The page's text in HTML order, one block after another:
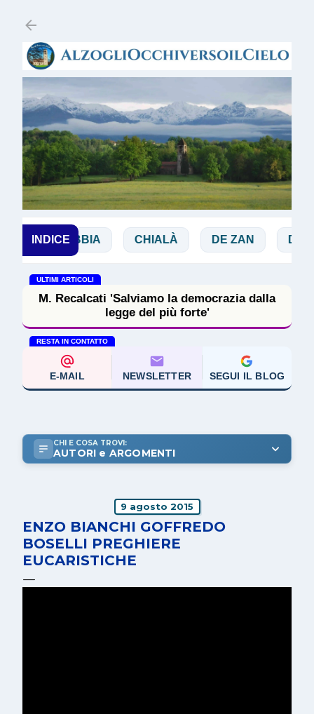
INDICE
BIBBIA CHIALÀ DE ZAN DOGLIO
ULTIMI ARTICOLI
M. Recalcati 'Salviamo la democrazia dalla
legge del più forte'
RESTA IN CONTATTO
E-MAIL NEWSLETTER SEGUI IL BLOG
CHI E COSA TROVI:
AUTORI e ARGOMENTI
9 agosto 2015
ENZO BIANCHI GOFFREDO
BOSELLI PREGHIERE
EUCARISTICHE